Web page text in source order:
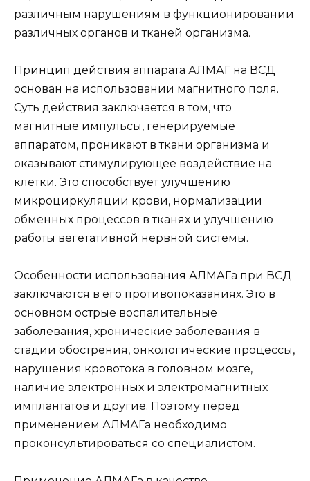
различным нарушениям в функционировании
различных органов и тканей организма.
Принцип действия аппарата АЛМАГ на ВСД
основан на использовании магнитного поля.
Суть действия заключается в том, что
магнитные импульсы, генерируемые
аппаратом, проникают в ткани организма и
оказывают стимулирующее воздействие на
клетки. Это способствует улучшению
микроциркуляции крови, нормализации
обменных процессов в тканях и улучшению
работы вегетативной нервной системы.
Особенности использования АЛМАГа при ВСД
заключаются в его противопоказаниях. Это в
основном острые воспалительные
заболевания, хронические заболевания в
стадии обострения, онкологические процессы,
нарушения кровотока в головном мозге,
наличие электронных и электромагнитных
имплантатов и другие. Поэтому перед
применением АЛМАГа необходимо
проконсультироваться со специалистом.